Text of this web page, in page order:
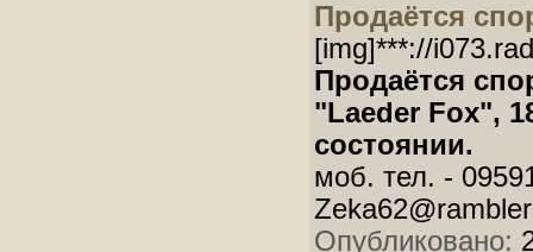
Продаётся
[img]***://
Продаётся
"Laeder Fox",
состоянии.
моб. тел. -
Опубликовано: